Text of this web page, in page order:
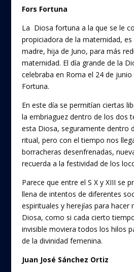
Fors Fortuna
La Diosa fortuna a la que se le
propiciadora de la maternidad,
madre, hija de Juno, para más
maternidad. El día grande de la
celebraba en Roma el 24 de
Fortuna.
En este día se permitían ciertas
la embriaguez dentro de los dos
esta Diosa, seguramente dentro
ritual, pero con el tiempo nos
borracheras desenfrenadas,
recuerda a la festividad de los
Parece que entre el S X y XIII se
llena de intentos de diferentes
espirituales y herejías para hacer
Diosa, como si cada cierto
invisible moviera todos los hilos
de la divinidad femenina.
Juan José Sánchez Ortiz